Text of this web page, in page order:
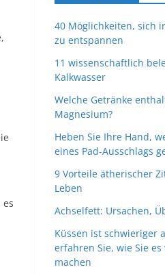
40 Möglichkeiten, sich
zu entspannen
11 wissenschaftlich
Kalkwasser
Welche Getränke
Magnesium?
Heben Sie Ihre Hand,
eines Pad-Ausschlags
9 Vorteile ätherischer
Leben
Achselfett: Ursachen,
Küssen ist schwieriger
erfahren Sie, wie Sie
machen